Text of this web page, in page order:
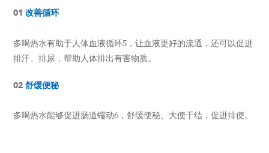
01改善循环
多喝热水有助于人体血液循环5，让血液更好的流通，还可以促进
排汗、排尿，帮助人体排出有害物质。
02舒缓便秘
多喝热水能够促进肠道蠕动6，舒缓便秘、大便干结，促进排便。